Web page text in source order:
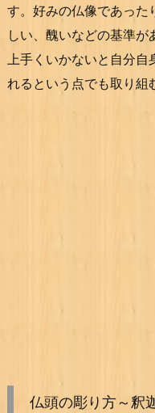
す。好みの仏像であった
しい、醜いなどの基準が
上手くいかないと自分自
れるという点でも取り組
仏頭の彫り方～